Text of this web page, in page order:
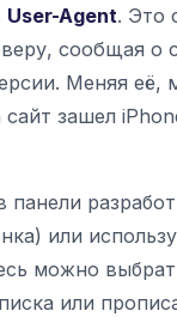
User-Agent. Это
сообщая о
Меняя её,
зашел
панели
или
можно
или